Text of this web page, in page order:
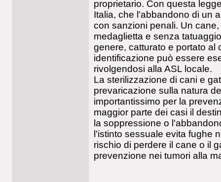
proprietario. Con questa
Italia, che l'abbandono di un
con sanzioni penali. Un
medaglietta e senza
genere, catturato e portato al
identificazione può essere
rivolgendosi alla ASL locale.
La sterilizzazione di cani e
prevaricazione sulla natura
importantissimo per la
maggior parte dei casi il
la soppressione o
l'istinto sessuale evita fughe
rischio di perdere il cane o il
prevenzione nei tumori alla